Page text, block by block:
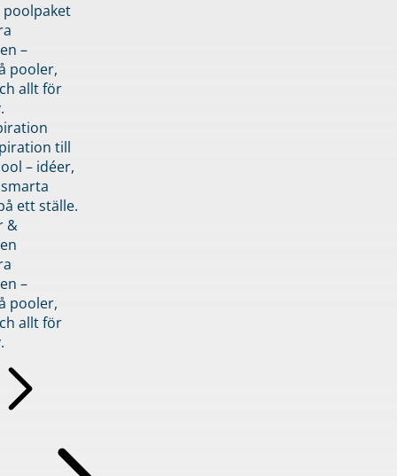
–
pooler,
allt för
till
– idéer,
ett ställe.
&
–
pooler,
allt för